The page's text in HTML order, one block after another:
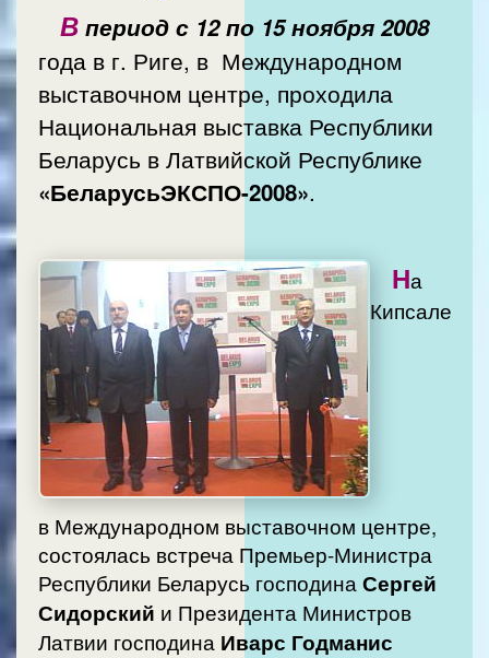
В период с 12 по 15 ноября 2008
года в г. Риге, в Международном
выставочном центре, проходила
Национальная выставка Республики
Беларусь в Латвийской Республике
«БеларусьЭКСПО-2008».
На
Кипсале
в Международном выставочном центре,
состоялась встреча Премьер-Министра
Республики Беларусь господина Сергей
Сидорский и Президента Министров
Латвии господина Иварс Годманис